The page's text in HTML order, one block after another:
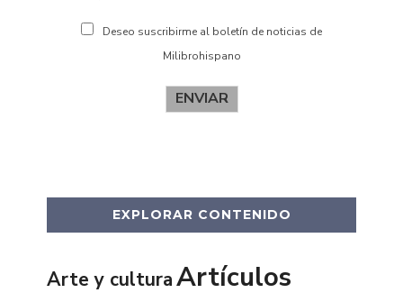
Deseo suscribirme al boletín de noticias de
Milibrohispano
ENVIAR
EXPLORAR CONTENIDO
Arte y culturaArtículos